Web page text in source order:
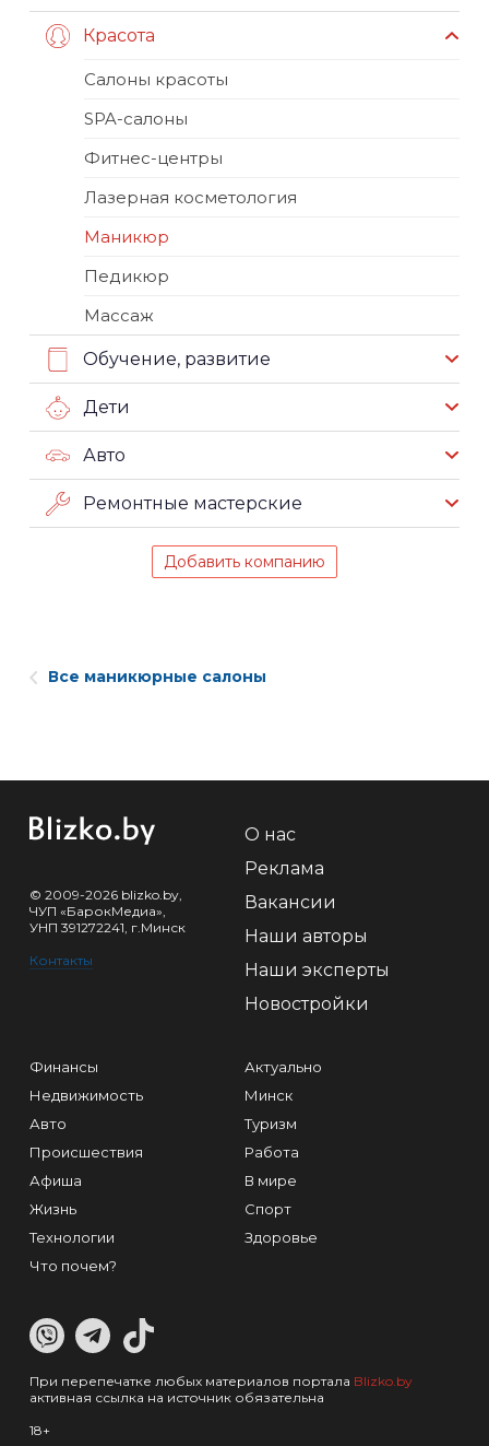
Красота
Салоны красоты
SPA-салоны
Фитнес-центры
Лазерная косметология
Маникюр
Педикюр
Массаж
Обучение, развитие
Дети
Авто
Ремонтные мастерские
Добавить компанию
Все маникюрные салоны
© 2009-2026 blizko.by,
ЧУП «БарокМедиа»,
УНП 391272241, г.Минск
Контакты
О нас
Реклама
Вакансии
Наши авторы
Наши эксперты
Новостройки
Финансы
Недвижимость
Авто
Происшествия
Афиша
Жизнь
Технологии
Что почем?
Актуально
Минск
Туризм
Работа
В мире
Спорт
Здоровье
При перепечатке любых материалов портала Blizko.by
активная ссылка на источник обязательна
18+